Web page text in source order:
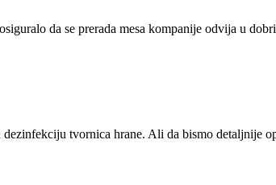
da se prerada mesa kompanije odvija u
tvornica hrane. Ali da bismo detaljnije